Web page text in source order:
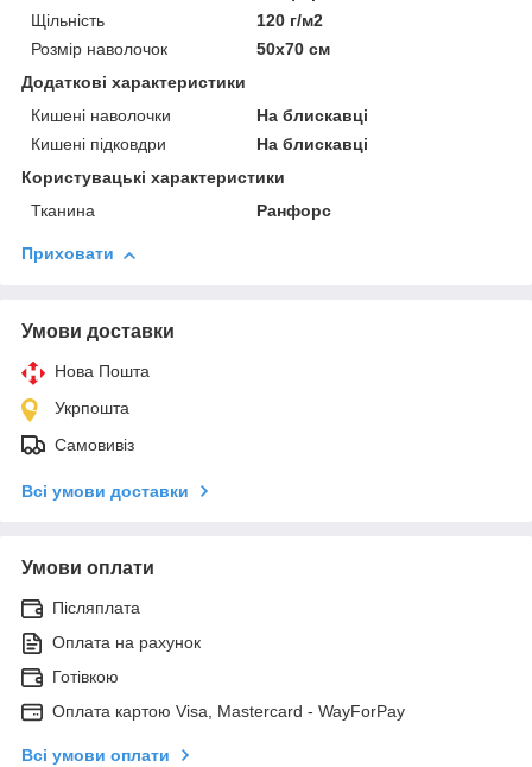
Щільність
120 г/м2
Розмір наволочок
50х70 см
Додаткові характеристики
Кишені наволочки
На блискавці
Кишені підковдри
На блискавці
Користувацькi характеристики
Тканина
Ранфорс
Приховати
Умови доставки
Нова Пошта
Укрпошта
Самовивіз
Всі умови доставки
Умови оплати
Післяплата
Оплата на рахунок
Готівкою
Оплата картою Visa, Mastercard - WayForPay
Всі умови оплати